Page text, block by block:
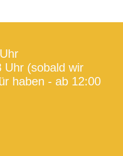
Uhr (sobald wir
haben - ab 12:00